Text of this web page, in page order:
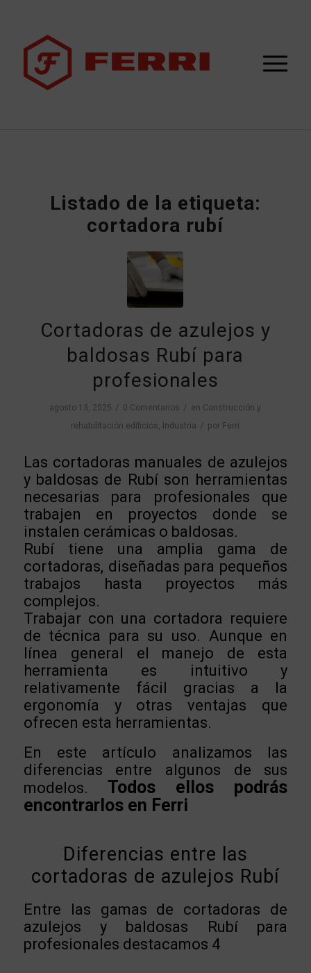
Listado de la etiqueta:
cortadora rubí
Cortadoras de azulejos y
baldosas Rubí para
profesionales
agosto 13, 2025 / 0 Comentarios / en Construcción y
rehabilitación edificios, Industria / por Ferri
Las cortadoras manuales de azulejos
y baldosas de Rubí son herramientas
necesarias para profesionales que
trabajen en proyectos donde se
instalen cerámicas o baldosas.
Rubí tiene una amplia gama de
cortadoras, diseñadas para pequeños
trabajos hasta proyectos más
complejos.
Trabajar con una cortadora requiere
de técnica para su uso. Aunque en
línea general el manejo de esta
herramienta es intuitivo y
relativamente fácil gracias a la
ergonomía y otras ventajas que
ofrecen esta herramientas.
En este artículo analizamos las
diferencias entre algunos de sus
modelos. Todos ellos podrás
encontrarlos en Ferri
Diferencias entre las
cortadoras de azulejos Rubí
Entre las gamas de cortadoras de
azulejos y baldosas Rubí para
profesionales destacamos 4